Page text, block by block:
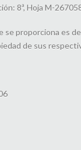
8ª, Hoja M-
proporciona es
de sus